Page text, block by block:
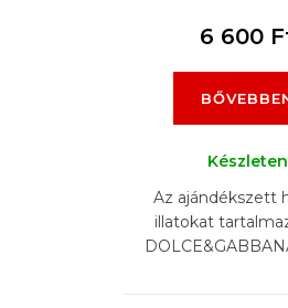
6 600
Készleten
Az ajándékszett
illatokat